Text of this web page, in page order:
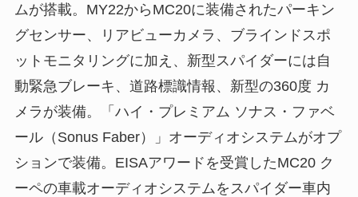
ムが搭載。MY22からMC20に装備されたパーキン
グセンサー、リアビューカメラ、ブラインドスポ
ットモニタリングに加え、新型スパイダーには自
動緊急ブレーキ、道路標識情報、新型の360度 カ
メラが装備。「ハイ・プレミアム ソナス・ファベ
ール（Sonus Faber）」オーディオシステムがオプ
ションで装備。EISAアワードを受賞したMC20 ク
ーペの車載オーディオシステムをスパイダー車内